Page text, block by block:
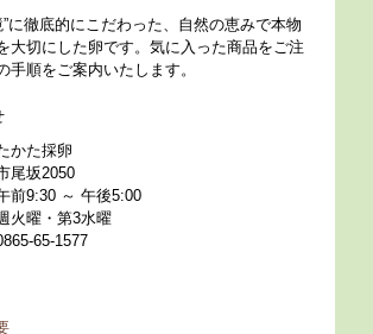
”に徹底的にこだわった、自然の恵みで本物
大切にした卵です。気に入った商品をご注
手順をご案内いたします。
かた採卵
尾坂2050
前9:30 ～ 午後5:00
火曜・第3水曜
65-1577